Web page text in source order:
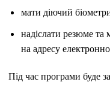
мати діючий
надіслати резюме та
на адресу
Під час програми буде